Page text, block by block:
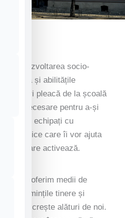
pe dezvoltarea socio-
și abilitățile
noștri pleacă de la școală
necesare pentru a-și
în lume, echipați cu
practice care îi vor ajuta
în care activează.
Iasi, oferim medii de
mințile tinere și
și a crește alături de noi.